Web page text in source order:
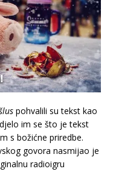
pohvalili su tekst kao
im se što je tekst
s božićne priredbe.
govora nasmijao je
radioigru